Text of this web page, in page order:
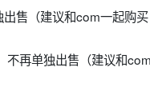
售（建议和com一起购买
不再单独出售 （建议和